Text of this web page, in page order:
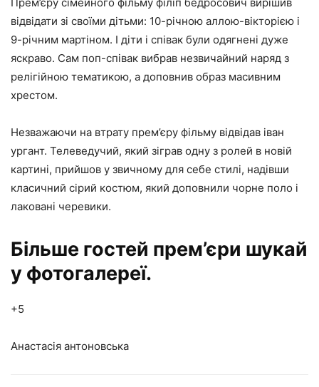
відвідати зі своїми дітьми: 10-річною аллою-вікторією і
9-річним мартіном. І діти і співак були одягнені дуже
яскраво. Сам поп-співак вибрав незвичайний наряд з
релігійною тематикою, а доповнив образ масивним
хрестом.
Незважаючи на втрату прем’єру фільму відвідав іван
ургант. Телеведучий, який зіграв одну з ролей в новій
картині, прийшов у звичному для себе стилі, надівши
класичний сірий костюм, який доповнили чорне поло і
лаковані черевики.
Більше гостей прем’єри шукай
у фотогалереї.
+5
Анастасія антоновська